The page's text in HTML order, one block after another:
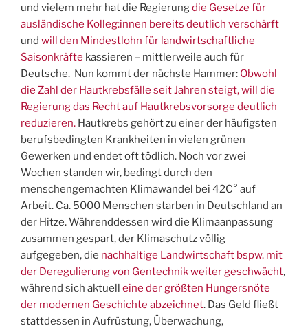
und vielem mehr hat die Regierungdie Gesetze für
ausländische Kolleg:innen bereits deutlich verschärft
und will den Mindestlohn für landwirtschaftliche
Saisonkräfte kassieren – mittlerweile auch für
Deutsche. Nun kommt der nächste Hammer: Obwohl
die Zahl der Hautkrebsfälle seit Jahren steigt, will die
Regierung das Recht auf Hautkrebsvorsorge deutlich
reduzieren. Hautkrebs gehört zu einer der häufigsten
berufsbedingten Krankheiten in vielen grünen
Gewerken und endet oft tödlich. Noch vor zwei
Wochen standen wir, bedingt durch den
menschengemachten Klimawandel bei 42C° auf
Arbeit. Ca. 5000 Menschen starben in Deutschland an
der Hitze. Währenddessen wird die Klimaanpassung
zusammen gespart, der Klimaschutz völlig
aufgegeben, die nachhaltige Landwirtschaft bspw. mit
der Deregulierung von Gentechnik weiter geschwächt,
während sich aktuell eine der größten Hungersnöte
der modernen Geschichte abzeichnet. Das Geld fließt
stattdessen in Aufrüstung, Überwachung,